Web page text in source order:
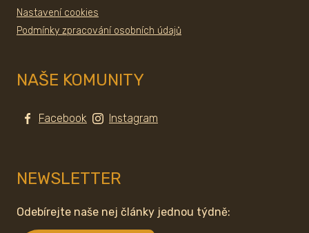
Nastavení cookies
Podmínky zpracování osobních údajů
NAŠE KOMUNITY
Facebook Instagram
NEWSLETTER
Odebírejte naše nej články jednou týdně: